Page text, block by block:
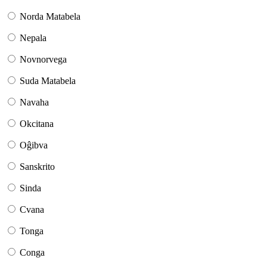
Norda Matabela
Nepala
Novnorvega
Suda Matabela
Navaha
Okcitana
Oĝibva
Sanskrito
Sinda
Cvana
Tonga
Conga